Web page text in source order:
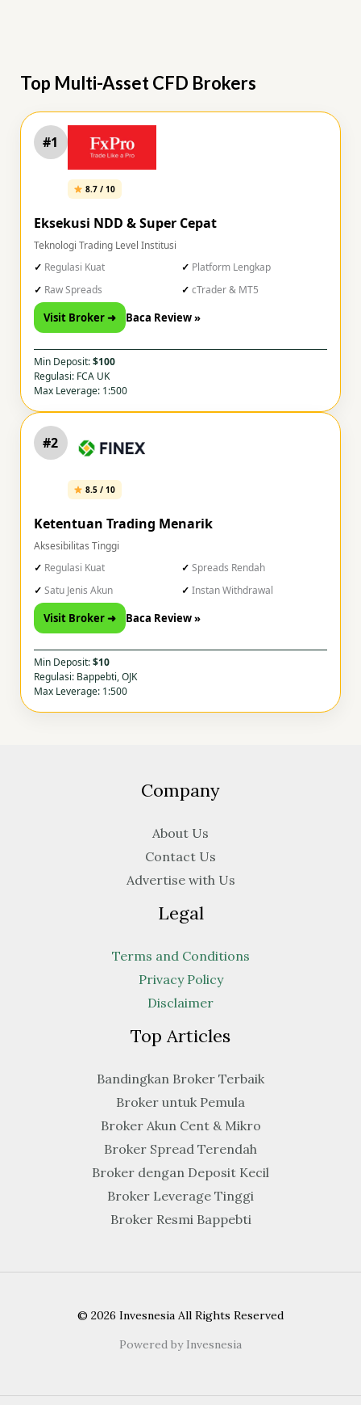
Top Multi-Asset CFD Brokers
#1
8.7 / 10
Eksekusi NDD & Super Cepat
Teknologi Trading Level Institusi
Regulasi Kuat
Platform Lengkap
Raw Spreads
cTrader & MT5
Visit Broker ➜ Baca Review »
Min Deposit:$100
Regulasi: FCA UK
Max Leverage: 1:500
#2
8.5 / 10
Ketentuan Trading Menarik
Aksesibilitas Tinggi
Regulasi Kuat
Spreads Rendah
Satu Jenis Akun
Instan Withdrawal
Visit Broker ➜ Baca Review »
Min Deposit:$10
Regulasi: Bappebti, OJK
Max Leverage: 1:500
Company
About Us
Contact Us
Advertise with Us
Legal
Terms and Conditions
Privacy Policy
Disclaimer
Top Articles
Bandingkan Broker Terbaik
Broker untuk Pemula
Broker Akun Cent & Mikro
Broker Spread Terendah
Broker dengan Deposit Kecil
Broker Leverage Tinggi
Broker Resmi Bappebti
© 2026 Invesnesia All Rights Reserved
Powered by Invesnesia